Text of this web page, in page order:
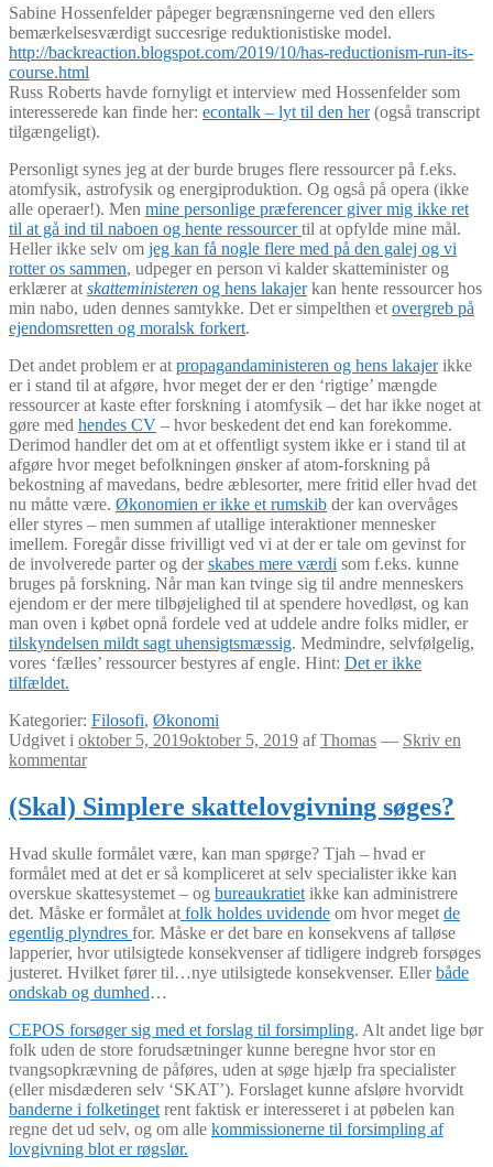
Sabine Hossenfelder påpeger begrænsningerne ved den ellers
bemærkelsesværdigt succesrige reduktionistiske model.
http://backreaction.blogspot.com/2019/10/has-reductionism-run-its-
course.html
Russ Roberts havde fornyligt et interview med Hossenfelder som
interesserede kan finde her: econtalk – lyt til den her(også transcript
tilgængeligt).
Personligt synes jeg at der burde bruges flere ressourcer på f.eks.
atomfysik, astrofysik og energiproduktion. Og også på opera (ikke
alle operaer!). Men mine personlige præferencer giver mig ikke ret
til at gå ind til naboen og hente ressourcertil at opfylde mine mål.
Heller ikke selv om jeg kan få nogle flere med på den galej og vi
rotter os sammen, udpeger en person vi kalder skatteminister og
erklærer at skatteministeren og hens lakajerkan hente ressourcer hos
min nabo, uden dennes samtykke. Det er simpelthen et overgreb på
ejendomsretten og moralsk forkert.
Det andet problem er at propagandaministeren og hens lakajerikke
er i stand til at afgøre, hvor meget der er den ‘rigtige’ mængde
ressourcer at kaste efter forskning i atomfysik – det har ikke noget at
gøre med hendes CV – hvor beskedent det end kan forekomme.
Derimod handler det om at et offentligt system ikke er i stand til at
afgøre hvor meget befolkningen ønsker af atom-forskning på
bekostning af mavedans, bedre æblesorter, mere fritid eller hvad det
nu måtte være. Økonomien er ikke et rumskib der kan overvåges
eller styres – men summen af utallige interaktioner mennesker
imellem. Foregår disse frivilligt ved vi at der er tale om gevinst for
de involverede parter og derskabes mere værdi som f.eks. kunne
bruges på forskning. Når man kan tvinge sig til andre menneskers
ejendom er der mere tilbøjelighed til at spendere hovedløst, og kan
man oven i købet opnå fordele ved at uddele andre folks midler, er
tilskyndelsen mildt sagt uhensigtsmæssig. Medmindre, selvfølgelig,
vores ‘fælles’ ressourcer bestyres af engle. Hint: Det er ikke
tilfældet.
Kategorier: Filosofi, Økonomi
Udgivet i oktober 5, 2019oktober 5, 2019 afThomas — Skriv en
kommentar
(Skal) Simplere skattelovgivning søges?
Hvad skulle formålet være, kan man spørge? Tjah – hvad er
formålet med at det er så kompliceret at selv specialister ikke kan
overskue skattesystemet – og bureaukratiet ikke kan administrere
det. Måske er formålet at folk holdes uvidende om hvor meget de
egentlig plyndres for. Måske er det bare en konsekvens af talløse
lapperier, hvor utilsigtede konsekvenser af tidligere indgreb forsøges
justeret. Hvilket fører til…nye utilsigtede konsekvenser. Ellerbåde
ondskab og dumhed…
CEPOS forsøger sig med et forslag til forsimpling. Alt andet lige bør
folk uden de store forudsætninger kunne beregne hvor stor en
tvangsopkrævning de påføres, uden at søge hjælp fra specialister
(eller misdæderen selv ‘SKAT’). Forslaget kunne afsløre hvorvidt
banderne i folketinget rent faktisk er interesseret i at pøbelen kan
regne det ud selv, og om alle kommissionerne til forsimpling af
lovgivning blot er røgslør.